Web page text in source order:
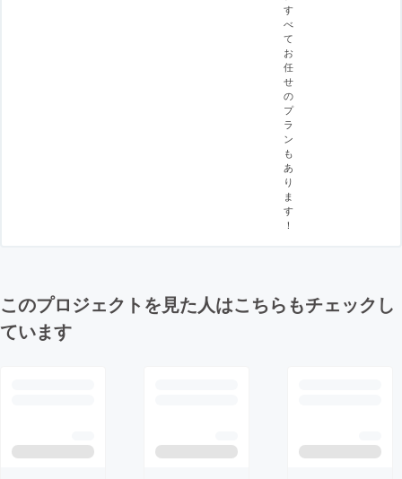
す
べ
て
お
任
せ
の
プ
ラ
ン
も
あ
り
ま
す
！
このプロジェクトを見た人はこちらもチェックし
ています